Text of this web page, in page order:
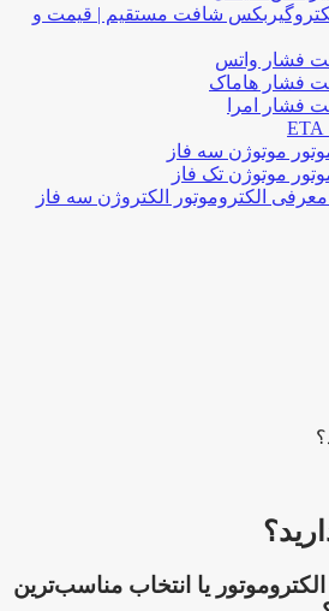
شافت مستقیم | قیمت و
فشار واتس
فشار هاماک
فشار امرا
موتوژن سه فاز
موتوژن تک فاز
الکتروموتور الکتروژن سه فاز
یا انتخاب مناسب‌ترین